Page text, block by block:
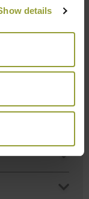
details